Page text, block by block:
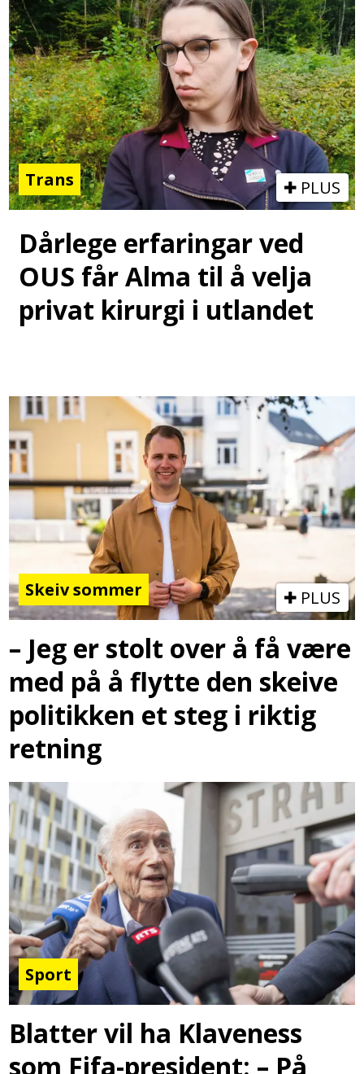
Trans PLUS
Dårlege erfaringar ved
OUS får Alma til å velja
privat kirurgi i utlandet
Skeiv sommer PLUS
– Jeg er stolt over å få være
med på å flytte den skeive
politikken et steg i riktig
retning
Sport
Blatter vil ha Klaveness
som Fifa-president: – På